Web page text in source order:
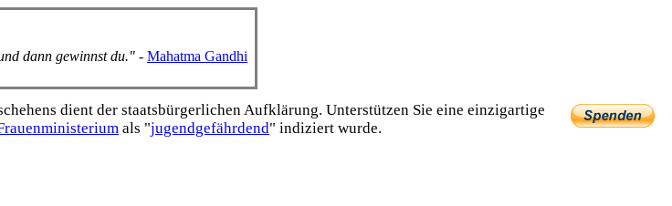
dann gewinnst du." - Mahatma Gandhi
dient der staats­bürgerlichen Aufklärung. Unterstützen Sie eine einzig­artige
als "jugend­gefährdend" indiziert wurde.